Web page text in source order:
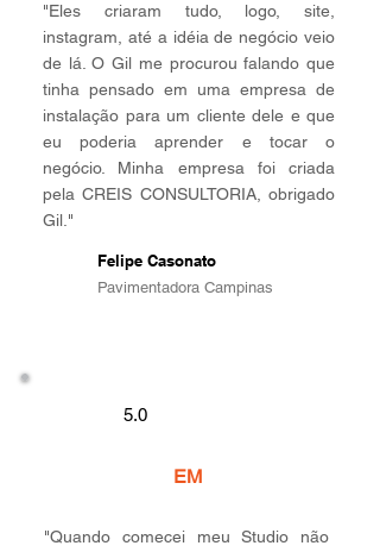
"Eles criaram tudo, logo, site,
instagram, até a idéia de negócio veio
de lá. O Gil me procurou falando que
tinha pensado em uma empresa de
instalação para um cliente dele e que
eu poderia aprender e tocar o
negócio. Minha empresa foi criada
pela CREIS CONSULTORIA, obrigado
Gil."
Felipe Casonato
Pavimentadora Campinas
5.0
EM
"Quando comecei meu Studio não